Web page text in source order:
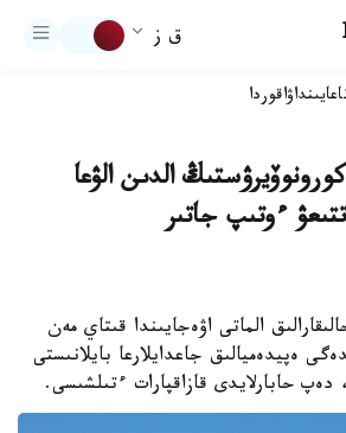
ق ز
اقوردا
الدىن الۋعا
ءوتىپ جاتىر
الماتى اۋەجايىندا قىتاي مەن
ەپيدەميالىق جاعدايلارعا بايلانىستى
حابارلايدى قازاقپارات ءتىلشىسى.